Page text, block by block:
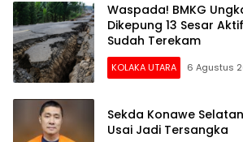
Waspada! BMKG
Dikepung 13 Sesar
Sudah Terekam
KOLAKA UTARA 6 Agustus
Sekda Konawe
Usai Jadi Tersangka